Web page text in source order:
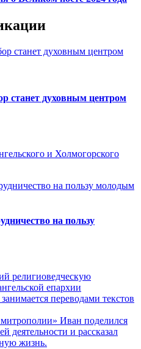
станет духовным центром
и Холмогорского
на пользу
религиоведческую
епархии
переводами текстов
Иван поделился
деятельности и рассказал
жизнь.